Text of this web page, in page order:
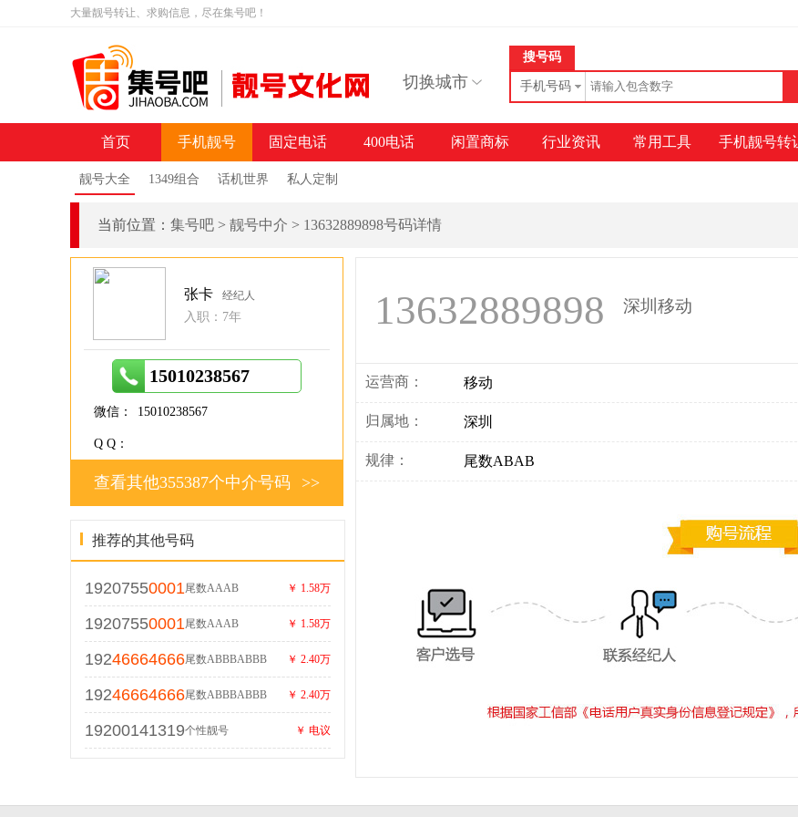
大量靓号转让、求购信息，尽在集号吧！
切换城市
搜号码
手机号码
首页 手机靓号
靓号大全 1349组合 话机世界 私人定制
固定电话 400电话 闲置商标 行业资讯 常用工具 手机靓号转
当前位置： 集号吧 > 靓号中介 > 13632889898号码详情
13632889898 深圳移动
运营商： 移动
归属地： 深圳
规律： 尾数ABAB
张卡 经纪人
入职：7年
15010238567
微信： 15010238567
Q Q：
>>
查看其他355387个中介号码
推荐的其他号码
19207550001尾数AAAB ￥ 1.58万
19207550001尾数AAAB ￥ 1.58万
19246664666尾数ABBBABBB ￥ 2.40万
19246664666尾数ABBBABBB ￥ 2.40万
19200141319个性靓号 ￥ 电议